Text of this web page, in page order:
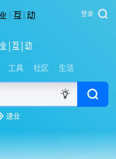
登录
工具 社区 生活
速业